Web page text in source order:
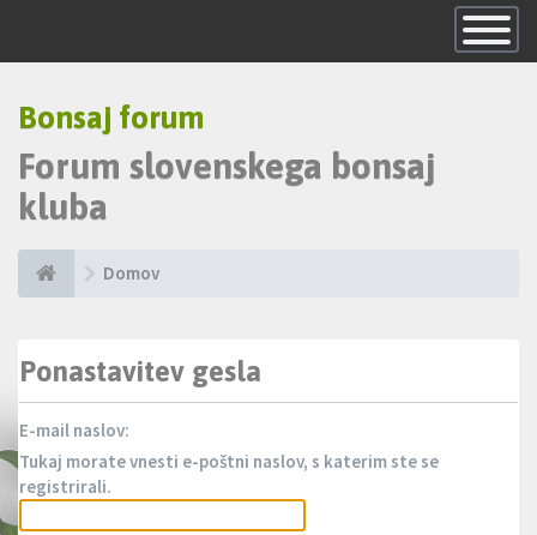
Skrij
navigacijo
Bonsaj forum
Forum slovenskega bonsaj
kluba
Domov
Ponastavitev gesla
E-mail naslov:
Tukaj morate vnesti e-poštni naslov, s katerim ste se
registrirali.